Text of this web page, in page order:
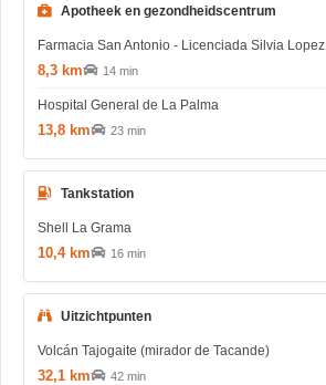
Apotheek en gezondheidscentrum
Farmacia San Antonio - Licenciada Silvia Lopez
8,3 km 14 min
Hospital General de La Palma
13,8 km 23 min
Tankstation
Shell La Grama
10,4 km 16 min
Uitzichtpunten
Volcán Tajogaite (mirador de Tacande)
32,1 km 42 min